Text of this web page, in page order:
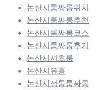
논산시룸싸롱위치
논산시룸싸롱추천
논산시룸싸롱코스
논산시룸싸롱후기
논산시셔츠룸
논산시유흥
논산시정통룸싸롱